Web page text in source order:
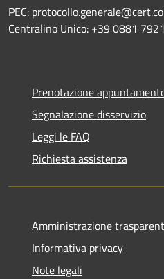
PEC:
Centralino Unico: +39 0881
Prenotazione
Segnalazione disservizio
Leggi le FAQ
Richiesta assistenza
Amministrazione
Informativa privacy
Note legali